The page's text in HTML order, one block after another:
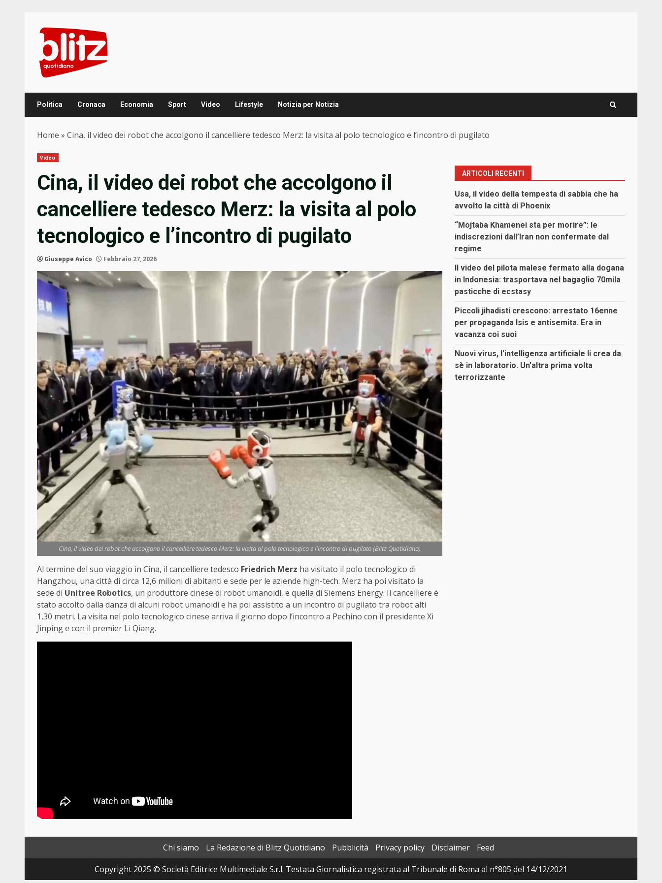
content
Politica Cronaca Economia Sport Video Lifestyle Notizia per Notizia
Home » Cina, il video dei robot che accolgono il cancelliere tedesco Merz: la visita al polo tecnologico e l’incontro di pugilato
Video
Cina, il video dei robot che accolgono il
cancelliere tedesco Merz: la visita al polo
tecnologico e l’incontro di pugilato
Giuseppe Avico Febbraio 27, 2026
Cina, il video dei robot che accolgono il cancelliere tedesco Merz: la visita al polo tecnologico e l'incontro di pugilato (Blitz Quotidiano)
Al termine del suo viaggio in Cina, il cancelliere tedesco Friedrich Merz ha visitato il polo tecnologico di
Hangzhou, una città di circa 12,6 milioni di abitanti e sede per le aziende high-tech. Merz ha poi visitato la
sede di Unitree Robotics, un produttore cinese di robot umanoidi, e quella di Siemens Energy. Il cancelliere è
stato accolto dalla danza di alcuni robot umanoidi e ha poi assistito a un incontro di pugilato tra robot alti
1,30 metri. La visita nel polo tecnologico cinese arriva il giorno dopo l’incontro a Pechino con il presidente Xi
Jinping e con il premier Li Qiang.
ARTICOLI RECENTI
Usa, il video della tempesta di sabbia che ha
avvolto la città di Phoenix
“Mojtaba Khamenei sta per morire”: le
indiscrezioni dall’Iran non confermate dal
regime
Il video del pilota malese fermato alla dogana
in Indonesia: trasportava nel bagaglio 70mila
pasticche di ecstasy
Piccoli jihadisti crescono: arrestato 16enne
per propaganda Isis e antisemita. Era in
vacanza coi suoi
Nuovi virus, l’intelligenza artificiale li crea da
sè in laboratorio. Un’altra prima volta
terrorizzante
Chi siamo La Redazione di Blitz Quotidiano Pubblicità Privacy policy Disclaimer
Feed
Copyright 2025 © Società Editrice Multimediale S.r.l. Testata Giornalistica registrata al Tribunale di Roma al n°805 del 14/12/2021